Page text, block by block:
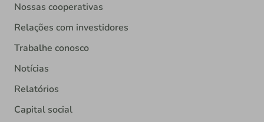
Nossas cooperativas
Relações com investidores
Trabalhe conosco
Notícias
Relatórios
Capital social